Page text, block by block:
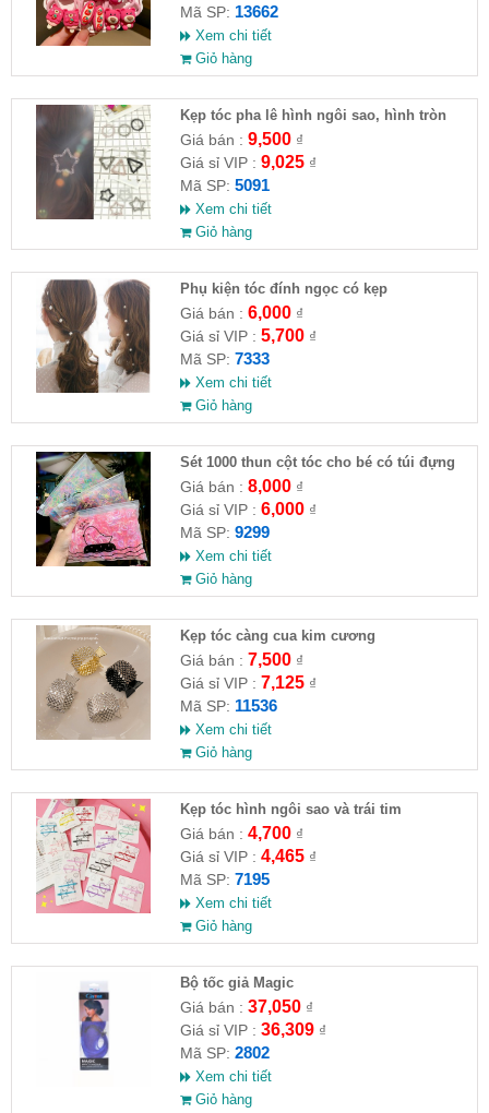
Mã SP: 13662
Xem chi tiết
Giỏ hàng
Kẹp tóc pha lê hình ngôi sao, hình tròn
Giá bán : 9,500₫
Giá sỉ VIP : 9,025₫
Mã SP: 5091
Xem chi tiết
Giỏ hàng
Phụ kiện tóc đính ngọc có kẹp
Giá bán : 6,000₫
Giá sỉ VIP : 5,700₫
Mã SP: 7333
Xem chi tiết
Giỏ hàng
Sét 1000 thun cột tóc cho bé có túi đựng
Giá bán : 8,000₫
Giá sỉ VIP : 6,000₫
Mã SP: 9299
Xem chi tiết
Giỏ hàng
Kẹp tóc càng cua kim cương
Giá bán : 7,500₫
Giá sỉ VIP : 7,125₫
Mã SP: 11536
Xem chi tiết
Giỏ hàng
Kẹp tóc hình ngôi sao và trái tim
Giá bán : 4,700₫
Giá sỉ VIP : 4,465₫
Mã SP: 7195
Xem chi tiết
Giỏ hàng
Bộ tốc giả Magic
Giá bán : 37,050₫
Giá sỉ VIP : 36,309₫
Mã SP: 2802
Xem chi tiết
Giỏ hàng